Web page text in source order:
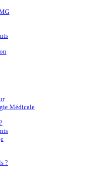
Médicale
?